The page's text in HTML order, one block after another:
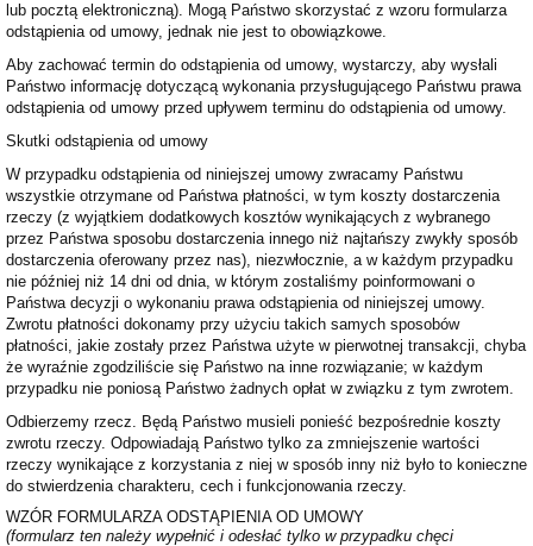
lub pocztą elektroniczną). Mogą Państwo skorzystać z wzoru formularza
odstąpienia od umowy, jednak nie jest to obowiązkowe.
Aby zachować termin do odstąpienia od umowy, wystarczy, aby wysłali
Państwo informację dotyczącą wykonania przysługującego Państwu prawa
odstąpienia od umowy przed upływem terminu do odstąpienia od umowy.
Skutki odstąpienia od umowy
W przypadku odstąpienia od niniejszej umowy zwracamy Państwu
wszystkie otrzymane od Państwa płatności, w tym koszty dostarczenia
rzeczy (z wyjątkiem dodatkowych kosztów wynikających z wybranego
przez Państwa sposobu dostarczenia innego niż najtańszy zwykły sposób
dostarczenia oferowany przez nas), niezwłocznie, a w każdym przypadku
nie później niż 14 dni od dnia, w którym zostaliśmy poinformowani o
Państwa decyzji o wykonaniu prawa odstąpienia od niniejszej umowy.
Zwrotu płatności dokonamy przy użyciu takich samych sposobów
płatności, jakie zostały przez Państwa użyte w pierwotnej transakcji, chyba
że wyraźnie zgodziliście się Państwo na inne rozwiązanie; w każdym
przypadku nie poniosą Państwo żadnych opłat w związku z tym zwrotem.
Odbierzemy rzecz. Będą Państwo musieli ponieść bezpośrednie koszty
zwrotu rzeczy. Odpowiadają Państwo tylko za zmniejszenie wartości
rzeczy wynikające z korzystania z niej w sposób inny niż było to konieczne
do stwierdzenia charakteru, cech i funkcjonowania rzeczy.
WZÓR FORMULARZA ODSTĄPIENIA OD UMOWY
(formularz ten należy wypełnić i odesłać tylko w przypadku chęci